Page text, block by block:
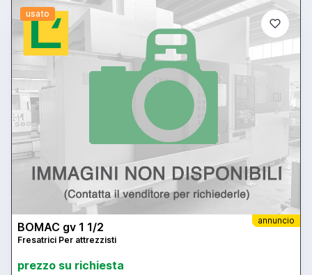
usato
annuncio
BOMAC gv 1 1/2
Fresatrici Per attrezzisti
prezzo su richiesta